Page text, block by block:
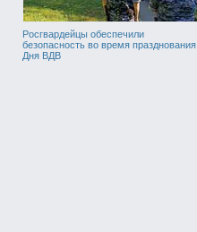
Росгвардейцы обеспечили
безопасность во время празднования
Дня ВДВ